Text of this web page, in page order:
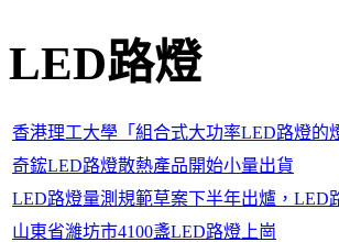
LED路燈
香港理工大學「組合式大功率LED路燈的
奇鋐LED路燈散熱產品開始小量出貨
LED路燈量測規範草案下半年出爐，LED
山東省濰坊市4100盞LED路燈上崗